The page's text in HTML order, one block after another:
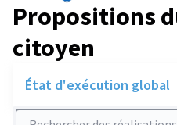
Propositions
citoyen
État d'exécution global
Rechercher des réalisations